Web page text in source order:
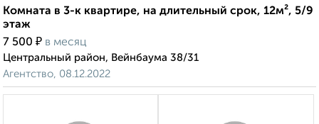
Комната в 3-к квартире, на длительный срок, 12м², 5/9
этаж
7 500 ₽ в месяц
Центральный район, Вейнбаума 38/31
Агентство, 08.12.2022